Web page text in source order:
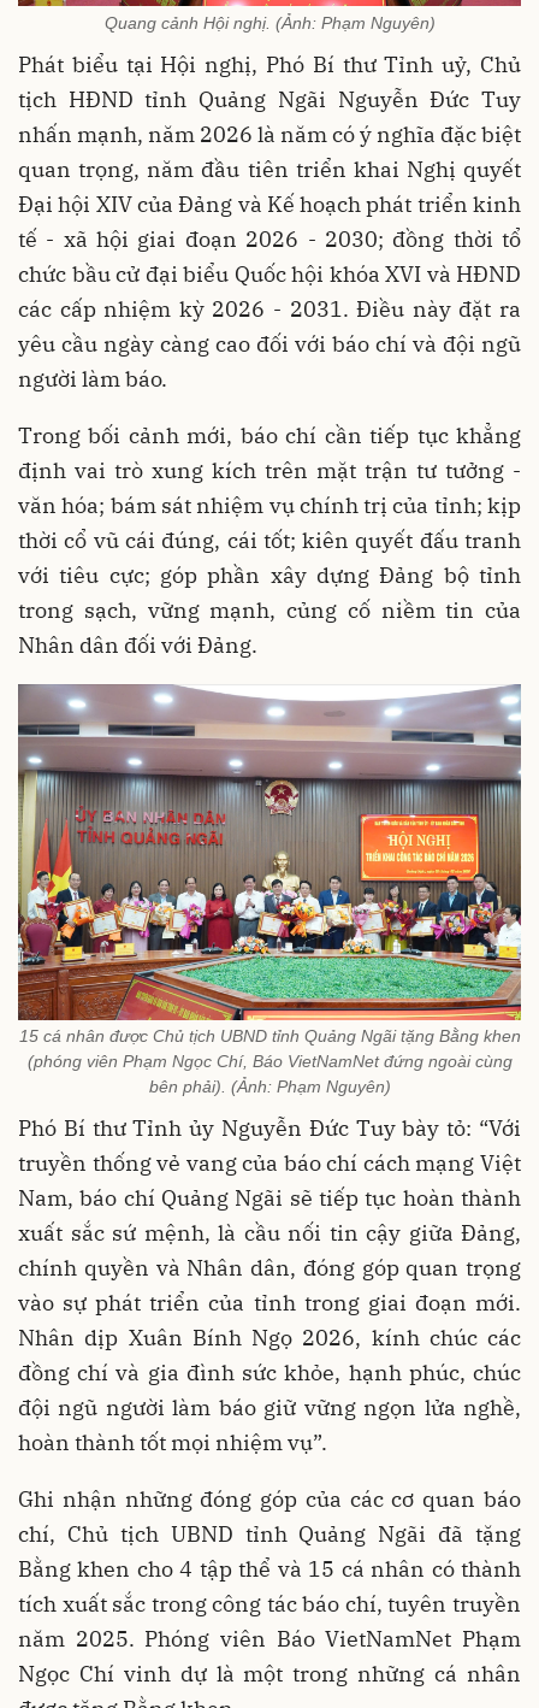
Quang cảnh Hội nghị. (Ảnh: Phạm Nguyên)
Phát biểu tại Hội nghị, Phó Bí thư Tỉnh uỷ, Chủ
tịch HĐND tỉnh Quảng Ngãi Nguyễn Đức Tuy
nhấn mạnh, năm 2026 là năm có ý nghĩa đặc biệt
quan trọng, năm đầu tiên triển khai Nghị quyết
Đại hội XIV của Đảng và Kế hoạch phát triển kinh
tế - xã hội giai đoạn 2026 - 2030; đồng thời tổ
chức bầu cử đại biểu Quốc hội khóa XVI và HĐND
các cấp nhiệm kỳ 2026 - 2031. Điều này đặt ra
yêu cầu ngày càng cao đối với báo chí và đội ngũ
người làm báo.
Trong bối cảnh mới, báo chí cần tiếp tục khẳng
định vai trò xung kích trên mặt trận tư tưởng -
văn hóa; bám sát nhiệm vụ chính trị của tỉnh; kịp
thời cổ vũ cái đúng, cái tốt; kiên quyết đấu tranh
với tiêu cực; góp phần xây dựng Đảng bộ tỉnh
trong sạch, vững mạnh, củng cố niềm tin của
Nhân dân đối với Đảng.
15 cá nhân được Chủ tịch UBND tỉnh Quảng Ngãi tặng Bằng khen
(phóng viên Phạm Ngọc Chí, Báo VietNamNet đứng ngoài cùng
bên phải). (Ảnh: Phạm Nguyên)
Phó Bí thư Tỉnh ủy Nguyễn Đức Tuy bày tỏ: “Với
truyền thống vẻ vang của báo chí cách mạng Việt
Nam, báo chí Quảng Ngãi sẽ tiếp tục hoàn thành
xuất sắc sứ mệnh, là cầu nối tin cậy giữa Đảng,
chính quyền và Nhân dân, đóng góp quan trọng
vào sự phát triển của tỉnh trong giai đoạn mới.
Nhân dịp Xuân Bính Ngọ 2026, kính chúc các
đồng chí và gia đình sức khỏe, hạnh phúc, chúc
đội ngũ người làm báo giữ vững ngọn lửa nghề,
hoàn thành tốt mọi nhiệm vụ”.
Ghi nhận những đóng góp của các cơ quan báo
chí, Chủ tịch UBND tỉnh Quảng Ngãi đã tặng
Bằng khen cho 4 tập thể và 15 cá nhân có thành
tích xuất sắc trong công tác báo chí, tuyên truyền
năm 2025. Phóng viên Báo VietNamNet Phạm
Ngọc Chí vinh dự là một trong những cá nhân